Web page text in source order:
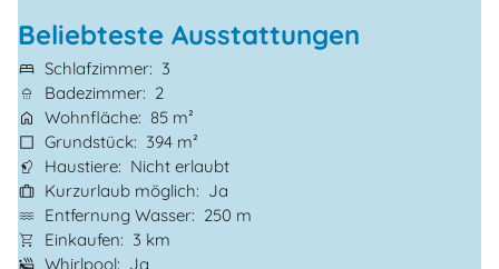
Beliebteste Ausstattungen
Schlafzimmer
3
Badezimmer
2
Wohnfläche 85 m²
Grundstück
394 m²
Haustiere
Nicht erlaubt
Kurzurlaub möglich
Ja
Entfernung Wasser
250 m
Einkaufen
3 km
Whirlpool
Ja